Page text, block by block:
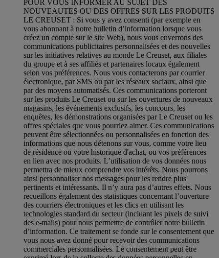
POUR VOUS INFORMER AU SUJET DES
NOUVEAUTES OU DES OFFRES SUR LES PRODUITS
LE CREUSET : Si vous y avez consenti (par exemple en
vous abonnant à notre bulletin d’information lorsque vous
créez un compte sur le site Web), nous vous enverrons des
communications publicitaires personnalisées et des nouvelles
sur les initiatives relatives au monde Le Creuset, aux filiales
du groupe et à ses affiliés et partenaires locaux également
selon vos préférences. Nous vous contacterons par courrier
électronique, par SMS ou par les réseaux sociaux, ainsi que
par des moyens automatisés. Ces communications porteront
sur les produits Le Creuset ou sur les ouvertures de nouveaux
magasins, les événements exclusifs, les concours, les
enquêtes, les démonstrations organisées par Le Creuset ou les
offres spéciales que vous pourriez aimer. Ces communications
peuvent être sélectionnées ou personnalisées en fonction des
informations que nous détenons sur vous, comme votre lieu
de résidence ou votre historique d'achat, ou vos préférences
en lien avec nos produits. L’utilisation de vos données nous
permettra de mieux comprendre vos intérêts. Nous pourrons
ainsi personnaliser nos messages pour les rendre plus
pertinents et intéressants. Il n’y aura pas d’autres effets. Nous
recueillons également des statistiques concernant l’ouverture
des courriers électroniques et les clics en utilisant les
technologies standard du secteur (incluant les pixels de suivi
des e-mails) pour nous permettre de contrôler notre bulletin
d’information. Ce traitement se fonde sur le consentement que
vous nous avez donné pour recevoir des communications
commerciales personnalisées. Le consentement peut être